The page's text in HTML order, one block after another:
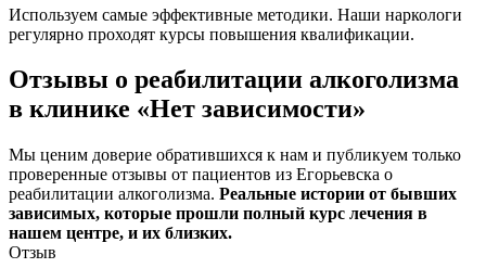
Используем самые эффективные методики. Наши наркологи
регулярно проходят курсы повышения квалификации.
Отзывы о реабилитации алкоголизма
в клинике «Нет зависимости»
Мы ценим доверие обратившихся к нам и публикуем только
проверенные отзывы от пациентов из Егорьевска о
реабилитации алкоголизма. Реальные истории от бывших
зависимых, которые прошли полный курс лечения в
нашем центре, и их близких.
Отзыв